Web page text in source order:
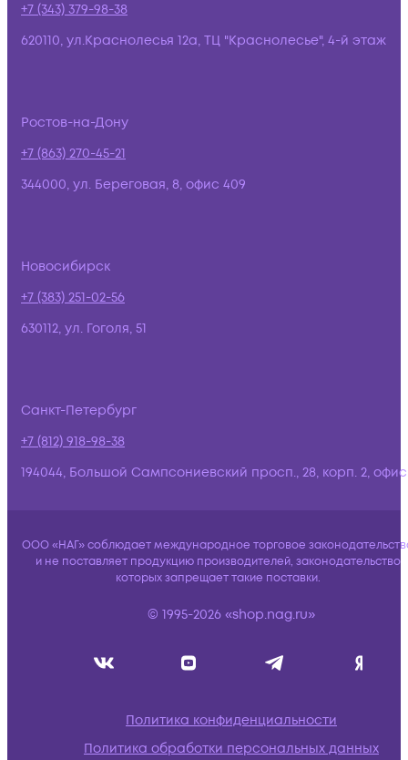
+7 (343) 379-98-38
620110, ул.Краснолесья 12а, ТЦ "Краснолесье", 4-й этаж
Ростов-на-Дону
+7 (863) 270-45-21
344000, ул. Береговая, 8, офис 409
Новосибирск
+7 (383) 251-02-56
630112, ул. Гоголя, 51
Санкт-Петербург
+7 (812) 918-98-38
194044, Большой Сампсониевский просп., 28, корп. 2,
ООО «НАГ» соблюдает международное торговое
и не поставляет продукцию производителей, законодательство
которых запрещает такие поставки.
© 1995-2026 «shop.nag.ru»
Политика конфиденциальности
Политика обработки персональных данных